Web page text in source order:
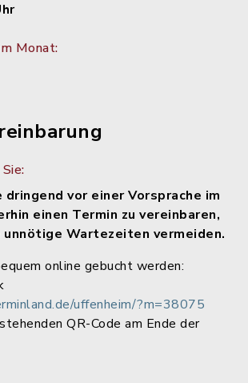
Monat:
vor einer Vorsprache im
einen Termin zu vereinbaren,
unnötige Wartezeiten vermeiden.
online gebucht werden:
uffenheim/?m=38075
QR-Code am Ende der